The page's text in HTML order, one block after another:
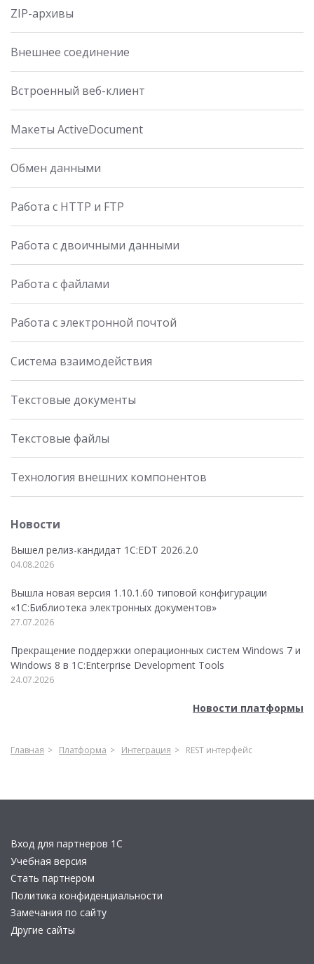
ZIP-архивы
Внешнее соединение
Встроенный веб-клиент
Макеты ActiveDocument
Обмен данными
Работа с HTTP и FTP
Работа с двоичными данными
Работа с файлами
Работа с электронной почтой
Система взаимодействия
Текстовые документы
Текстовые файлы
Технология внешних компонентов
Новости
Вышел релиз-кандидат 1C:EDT 2026.2.0
04.08.2026
Вышла новая версия 1.10.1.60 типовой конфигурации
«1С:Библиотека электронных документов»
27.07.2026
Прекращение поддержки операционных систем Windows 7 и
Windows 8 в 1C:Enterprise Development Tools
24.07.2026
Новости платформы
Главная Платформа Интеграция REST интерфейс
Вход для партнеров 1С
Учебная версия
Стать партнером
Политика конфиденциальности
Замечания по сайту
Другие сайты